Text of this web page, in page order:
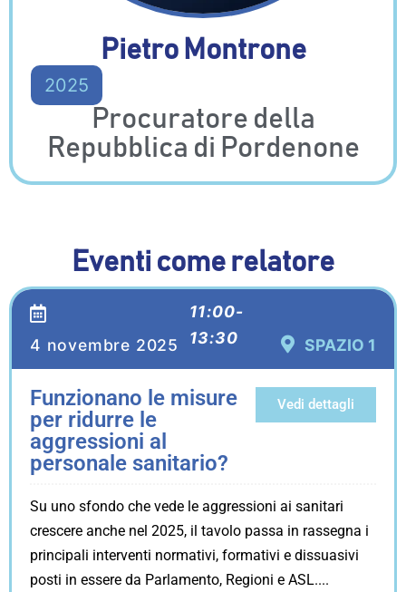
Pietro Montrone
2025
Procuratore della
Repubblica di Pordenone
Eventi come relatore
4 novembre 2025
11:00-
13:30
SPAZIO 1
Funzionano le misure
per ridurre le
aggressioni al
personale sanitario?
Vedi dettagli
Su uno sfondo che vede le aggressioni ai sanitari
crescere anche nel 2025, il tavolo passa in rassegna i
principali interventi normativi, formativi e dissuasivi
posti in essere da Parlamento, Regioni e ASL.